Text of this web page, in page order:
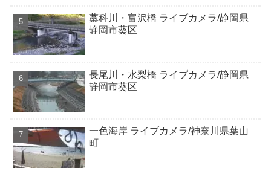
藁科川・富沢橋 ライブカメラ/静岡県
静岡市葵区
長尾川・水梨橋 ライブカメラ/静岡県
静岡市葵区
一色海岸 ライブカメラ/神奈川県葉山
町